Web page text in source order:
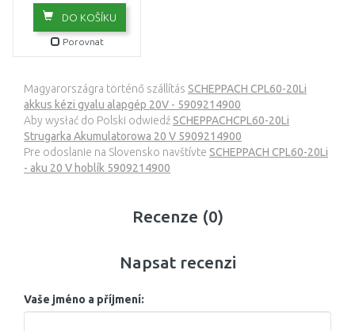
DO KOŠÍKU
Porovnat
Magyarországra történő szállítás SCHEPPACH CPL60-20Li
akkus kézi gyalu alapgép 20V - 5909214900
Aby wysłać do Polski odwiedź SCHEPPACHCPL60-20Li
Strugarka Akumulatorowa 20 V 5909214900
Pre odoslanie na Slovensko navštívte SCHEPPACH CPL60-20Li
- aku 20 V hoblík 5909214900
Recenze (0)
Napsat recenzi
Vaše jméno a příjmení: